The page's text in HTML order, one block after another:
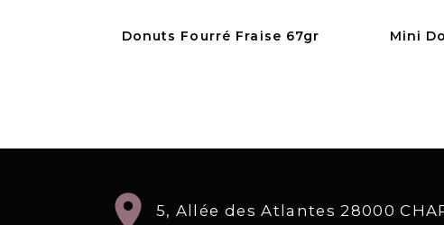
Donuts Fourré Fraise 67gr Mini
location_on 5, Allée des Atlantes 28000